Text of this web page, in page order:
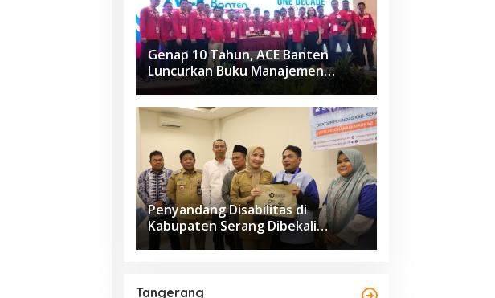
Genap 10 Tahun, ACE Banten
Luncurkan Buku Manajemen
Fasilitas
Penyandang Disabilitas di
Kabupaten Serang Dibekali
Pelatihan Pengolahan Hasil
Tangerang